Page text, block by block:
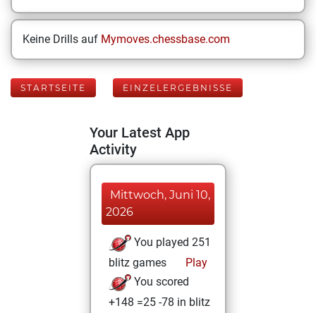
Keine Drills auf Mymoves.chessbase.com
STARTSEITE EINZELERGEBNISSE
Your Latest App
Activity
Mittwoch, Juni 10,
2026
You played 251
blitz games
Play
You scored
+148 =25 -78 in blitz